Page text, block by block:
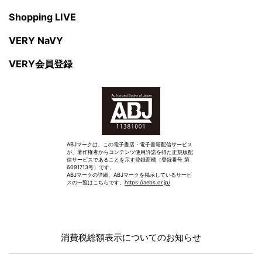
Shopping LIVE
VERY NaVY
VERY会員登録
ABJマークは、この電子書店・電子書籍配信サービス
が、著作権者からコンテンツ使用許諾を得た正規版配
信サービスであることを示す登録商標（登録番号 第
6091713号）です。
ABJマークの詳細、ABJマークを掲示しているサービ
スの一覧はこちらです。 https://aebs.or.jp/
消費税総額表示についてのお知らせ